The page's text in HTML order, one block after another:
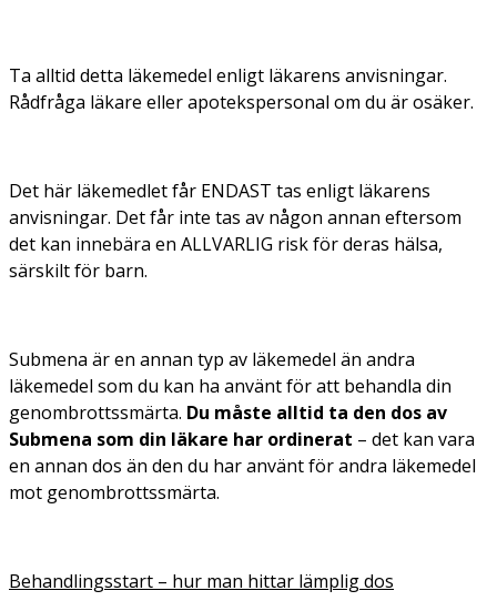
Ta alltid detta läkemedel enligt läkarens anvisningar.
Rådfråga läkare eller apotekspersonal om du är osäker.
Det här läkemedlet får ENDAST tas enligt läkarens
anvisningar. Det får inte tas av någon annan eftersom
det kan innebära en ALLVARLIG risk för deras hälsa,
särskilt för barn.
Submena är en annan typ av läkemedel än andra
läkemedel som du kan ha använt för att behandla din
genombrottssmärta. Du måste alltid ta den dos av
Submena som din läkare har ordinerat – det kan vara
en annan dos än den du har använt för andra läkemedel
mot genombrottssmärta.
Behandlingsstart – hur man hittar lämplig dos